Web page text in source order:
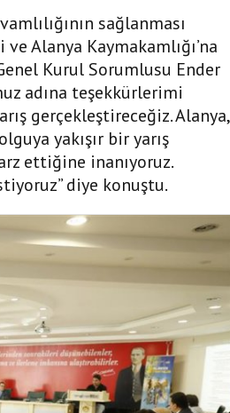
sağlanması
Alanya Kaymakamlığı’na
Kurul Sorumlusu Ender
adına teşekkürlerimi
gerçekleştireceğiz. Alanya,
yakışır bir yarış
ettiğine inanıyoruz.
diye konuştu.